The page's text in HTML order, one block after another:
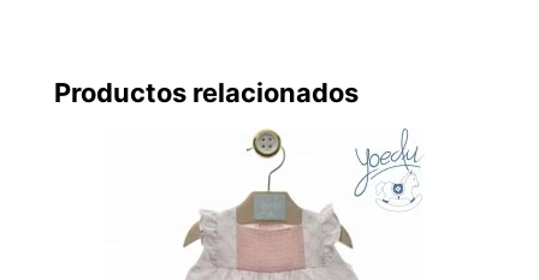
Productos relacionados